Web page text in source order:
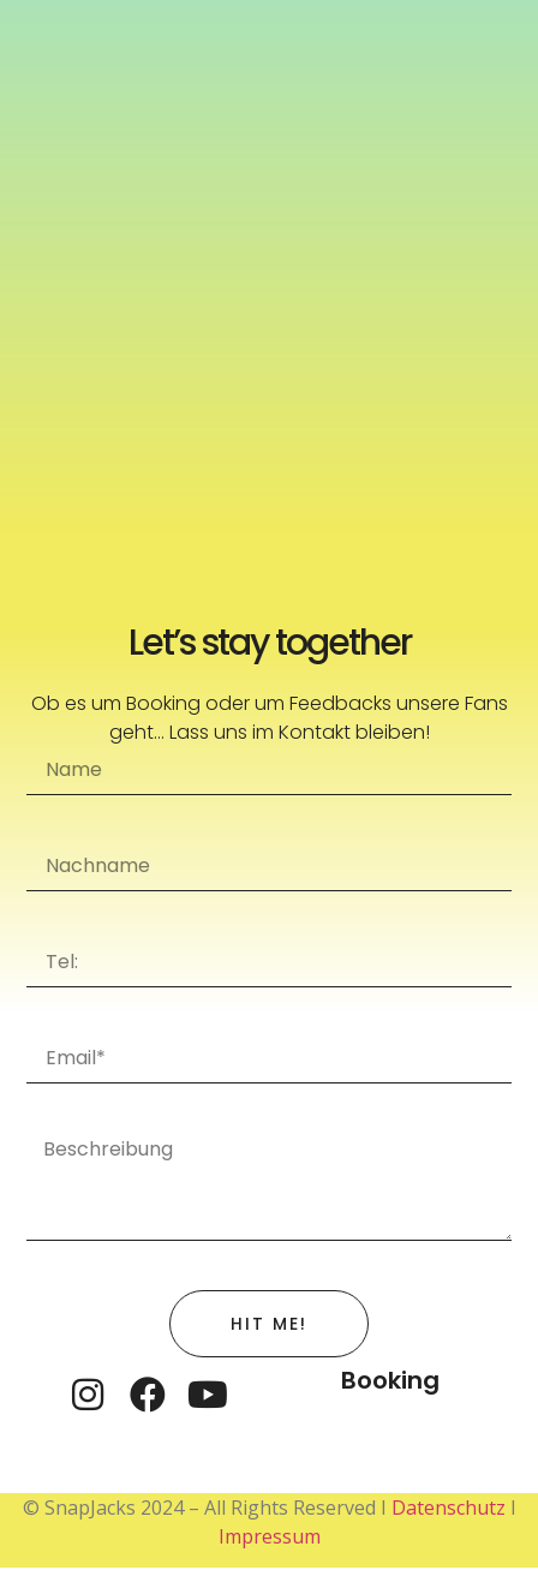
Let’s stay together
Ob es um Booking oder um Feedbacks unsere Fans
geht... Lass uns im Kontakt bleiben!
HIT ME!
Booking
© SnapJacks 2024 – All Rights Reserved I Datenschutz I
Impressum